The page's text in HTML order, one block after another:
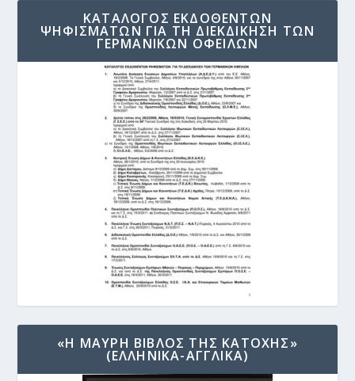
ΚΑΤΑΛΟΓΟΣ ΕΚΔΟΘΕΝΤΩΝ
ΨΗΦΙΣΜΑΤΩΝ ΓΙΑ ΤΗ ΔΙΕΚΔΙΚΗΣΗ ΤΩΝ
ΓΕΡΜΑΝΙΚΩΝ ΟΦΕΙΛΩΝ
«Η ΜΑΥΡΗ ΒΙΒΛΟΣ ΤΗΣ ΚΑΤΟΧΗΣ»
(ΕΛΛΗΝΙΚΑ-ΑΓΓΛΙΚΑ)